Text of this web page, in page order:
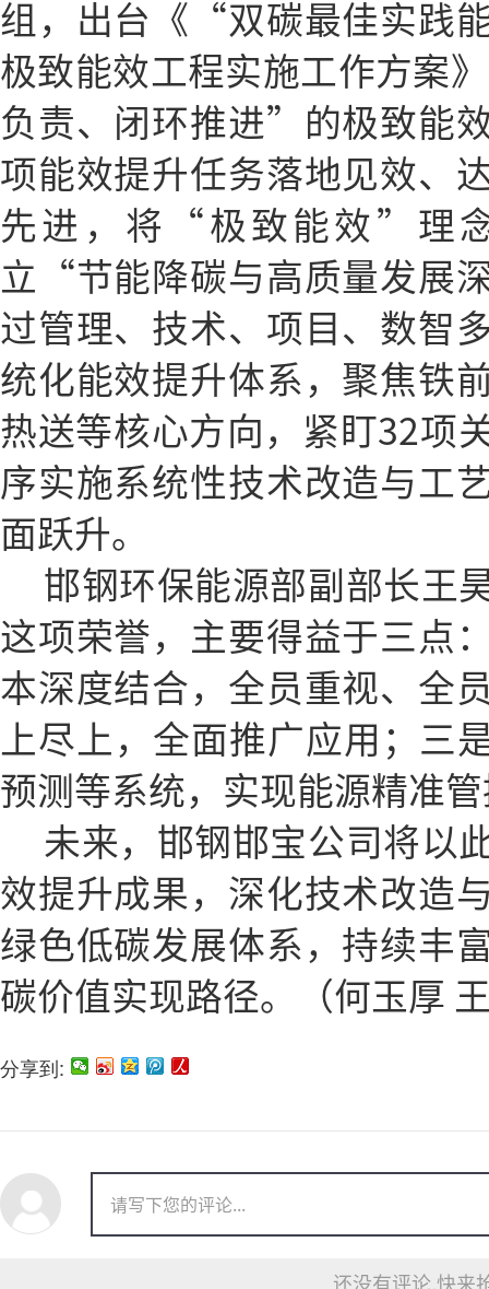
组，出台《“双碳最佳实践
极致能效工程实施工作方案
负责、闭环推进”的极致能
项能效提升任务落地见效、
先进，将“极致能效”理
立“节能降碳与高质量发展
过管理、技术、项目、数智
统化能效提升体系，聚焦铁
热送等核心方向，紧盯32项
序实施系统性技术改造与工
面跃升。
邯钢环保能源部副部长王
这项荣誉，主要得益于三点
本深度结合，全员重视、全
上尽上，全面推广应用；三
预测等系统，实现能源精准
未来，邯钢邯宝公司将以
效提升成果，深化技术改造
绿色低碳发展体系，持续丰
碳价值实现路径。（何玉厚
分享到:
还没有评论,快来